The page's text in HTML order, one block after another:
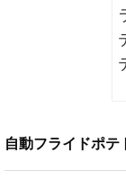
自動フライドポ